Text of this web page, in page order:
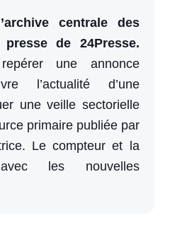
centrale des
de 24Presse.
une annonce
l’actualité d’une
une veille sectorielle
primaire publiée par
Le compteur et la
les nouvelles